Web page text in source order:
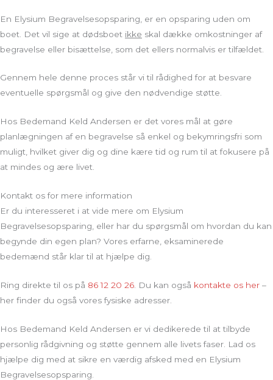
En Elysium Begravelsesopsparing, er en opsparing uden om
boet. Det vil sige at dødsboet ikke skal dække omkostninger af
begravelse eller bisættelse, som det ellers normalvis er tilfældet.
Gennem hele denne proces står vi til rådighed for at besvare
eventuelle spørgsmål og give den nødvendige støtte.
Hos Bedemand Keld Andersen er det vores mål at gøre
planlægningen af en begravelse så enkel og bekymringsfri som
muligt, hvilket giver dig og dine kære tid og rum til at fokusere på
at mindes og ære livet.
Kontakt os for mere information
Er du interesseret i at vide mere om Elysium
Begravelsesopsparing, eller har du spørgsmål om hvordan du kan
begynde din egen plan? Vores erfarne, eksaminerede
bedemænd står klar til at hjælpe dig.
Ring direkte til os på 86 12 20 26 . Du kan også kontakte os her –
her finder du også vores fysiske adresser.
Hos Bedemand Keld Andersen er vi dedikerede til at tilbyde
personlig rådgivning og støtte gennem alle livets faser. Lad os
hjælpe dig med at sikre en værdig afsked med en Elysium
Begravelsesopsparing.